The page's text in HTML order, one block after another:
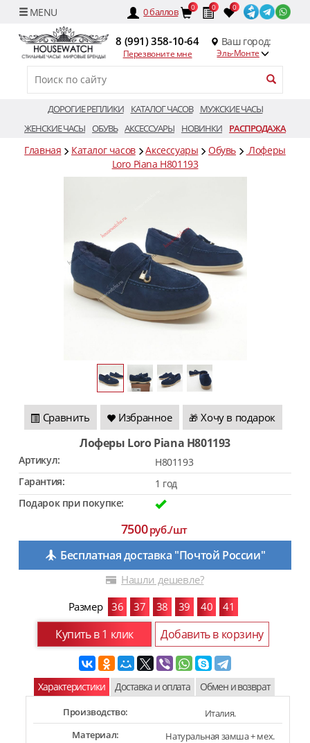
0баллов 0 0 0
8 (991) 358-10-64
Перезвоните мне
Ваш город:
Эль-Монте
ДОРОГИЕ РЕПЛИКИ КАТАЛОГ ЧАСОВ
МУЖСКИЕ ЧАСЫ
ЖЕНСКИЕ ЧАСЫ ОБУВЬ АКСЕССУАРЫ НОВИНКИ РАСПРОДАЖА
Главная Каталог часов Аксессуары Обувь
Лоферы
Loro Piana H801193
Сравнить Избранное 🎁 Хочу в подарок
Лоферы Loro Piana H801193
Артикул:
H801193
Гарантия:
1 год
Подарок при покупке:
7500руб./шт
Бесплатная доставка "Почтой России"
Нашли дешевле?
Размер
36 37 38 39 40 41
Купить в 1 клик Добавить в корзину
Характеристики Доставка и оплата Обмен и возврат
Производство:
Италия.
Материал:
Натуральная замша + мех.